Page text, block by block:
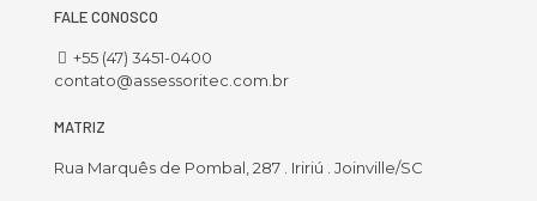
FALE CONOSCO
+55 (47) 3451-0400
contato@assessoritec.com.br
MATRIZ
Rua Marquês de Pombal, 287 . Iririú . Joinville/SC